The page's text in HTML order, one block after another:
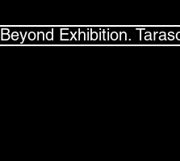
Beyond Exhibition.